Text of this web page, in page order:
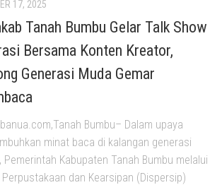
17, 2025
Tanah Bumbu Gelar Talk Show
Bersama Konten Kreator,
Generasi Muda Gemar
Bumbu– Dalam upaya
minat baca di kalangan generasi
Pemerintah Kabupaten Tanah Bumbu melalui
Perpustakaan dan Kearsipan (Dispersip)